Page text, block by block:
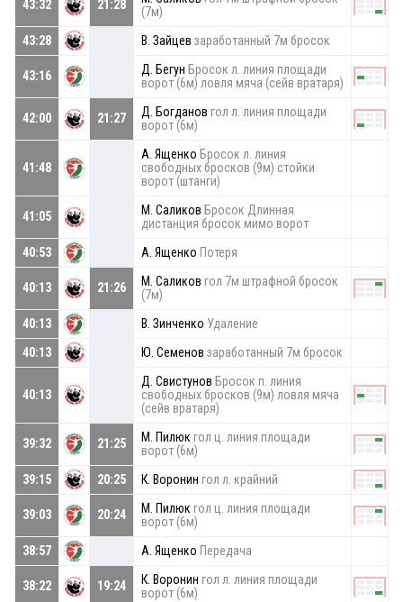
43:32 21:28
(7м)
43:28
В. Зайцев заработанный 7м бросок
43:16 Д. Бегун Бросок л. линия площади
ворот (6м) ловля мяча (сейв вратаря)
42:00 21:27 Д. Богданов гол л. линия площади
ворот (6м)
41:48
А. Ященко Бросок л. линия
свободных бросков (9м) стойки
ворот (штанги)
41:05 М. Саликов Бросок Длинная
дистанция бросок мимо ворот
40:53
А. Ященко Потеря
40:13 21:26 М. Саликов гол 7м штрафной бросок
(7м)
40:13
В. Зинченко Удаление
40:13
Ю. Семенов заработанный 7м бросок
40:13
Д. Свистунов Бросок п. линия
свободных бросков (9м) ловля мяча
(сейв вратаря)
39:32 21:25 М. Пилюк гол ц. линия площади
ворот (6м)
39:15
20:25 К. Воронин гол л. крайний
39:03 20:24 М. Пилюк гол ц. линия площади
ворот (6м)
38:57
А. Ященко Передача
38:22 19:24 К. Воронин гол л. линия площади
ворот (6м)